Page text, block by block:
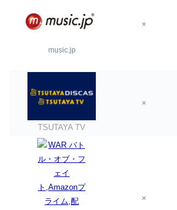
music.jp
×
TSUTAYA TV
×
×